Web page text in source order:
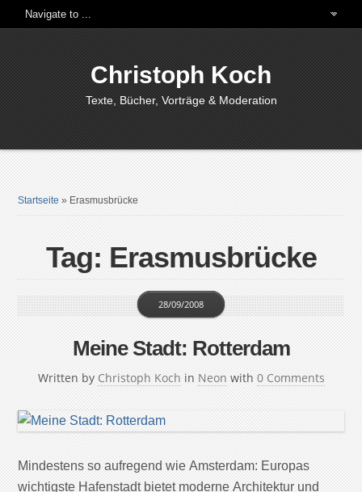
Christoph Koch
Texte, Bücher, Vorträge & Moderation
Startseite » Erasmusbrücke
Tag: Erasmusbrücke
Meine Stadt: Rotterdam
Written by Christoph Koch
28/09/2008
in Neon with 0 Comments
Mindestens so aufregend wie Amsterdam: Europas
wichtigste Hafenstadt bietet moderne Architektur und